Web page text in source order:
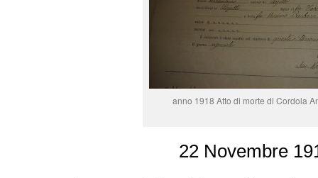
anno 1918 Atto di morte di Cordola
22 Novembre